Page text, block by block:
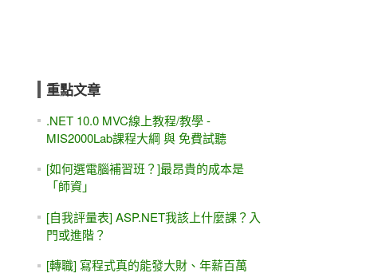
重點文章
.NET 10.0 MVC線上教程/教學 -
MIS2000Lab課程大綱 與 免費試聽
[如何選電腦補習班？]最昂貴的成本是
「師資」
[自我評量表] ASP.NET我該上什麼課？入
門或進階？
[轉職] 寫程式真的能發大財、年薪百萬